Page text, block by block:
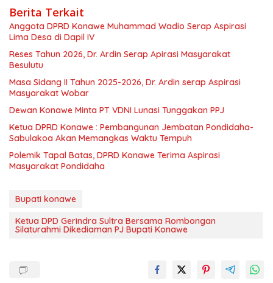
Berita Terkait
Anggota DPRD Konawe Muhammad Wadio Serap Aspirasi
Lima Desa di Dapil IV
Reses Tahun 2026, Dr. Ardin Serap Apirasi Masyarakat
Besulutu
Masa Sidang II Tahun 2025-2026, Dr. Ardin serap Aspirasi
Masyarakat Wobar
Dewan Konawe Minta PT VDNI Lunasi Tunggakan PPJ
Ketua DPRD Konawe : Pembangunan Jembatan Pondidaha-
Sabulakoa Akan Memangkas Waktu Tempuh
Polemik Tapal Batas, DPRD Konawe Terima Aspirasi
Masyarakat Pondidaha
Bupati konawe
Ketua DPD Gerindra Sultra Bersama Rombongan
Silaturahmi Dikediaman PJ Bupati Konawe